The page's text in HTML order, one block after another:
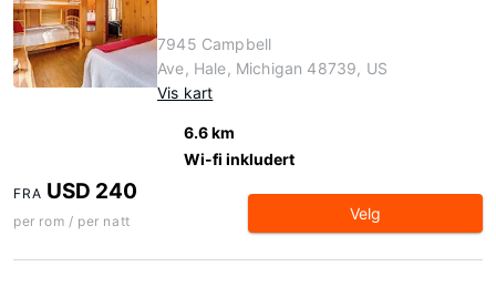
7945 Campbell
Ave, Hale, Michigan 48739, US
Vis kart
6.6 km
Wi-fi inkludert
FRA USD 240
per rom / per natt Velg